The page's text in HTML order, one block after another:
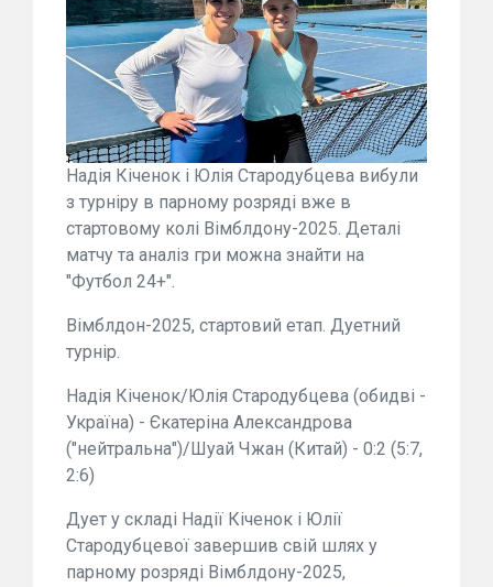
Надія Кіченок і Юлія Стародубцева вибули
з турніру в парному розряді вже в
стартовому колі Вімблдону-2025. Деталі
матчу та аналіз гри можна знайти на
"Футбол 24+".
Вімблдон-2025, стартовий етап. Дуетний
турнір.
Надія Кіченок/Юлія Стародубцева (обидві -
Україна) - Єкатеріна Александрова
("нейтральна")/Шуай Чжан (Китай) - 0:2 (5:7,
2:6)
Дует у складі Надії Кіченок і Юлії
Стародубцевої завершив свій шлях у
парному розряді Вімблдону-2025,